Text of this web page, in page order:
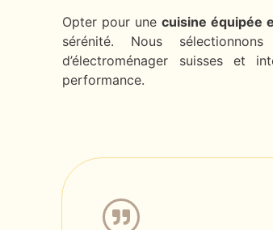
Opter pour unecuisine équipée
sérénité. Nous
d’électroménager suisses et
performance.